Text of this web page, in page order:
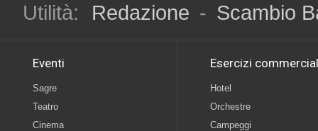
Utilità:
Redazione - Scambio
Eventi
Sagre
Teatro
Cinema
Esercizi
Hotel
Orchestre
Campeggi